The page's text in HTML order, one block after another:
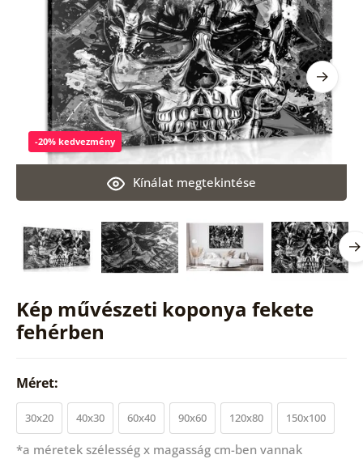
Kép művészeti koponya fekete
fehérben
Kínálat megtekintése
-20% kedvezmény
Méret:
30x20 40x30 60x40 90x60 120x80 150x100
*a méretek szélesség x magasság cm-ben vannak